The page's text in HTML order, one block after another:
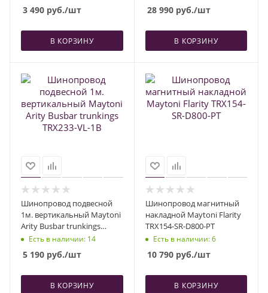
3 490 руб./шт
В КОРЗИНУ
28 990руб./шт
В КОРЗИНУ
Шинопровод подвесной
1м. вертикальный Maytoni
Arity Busbar trunkings
TRX233-VL-1B
Есть в наличии: 14
5 190 руб./шт
В КОРЗИНУ
Шинопровод магнитный
накладной Maytoni Flarity
TRX154-SR-D800-PT
Есть в наличии: 6
10 790руб./шт
В КОРЗИНУ